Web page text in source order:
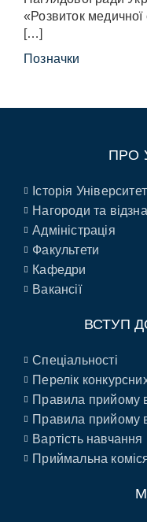
«Розвиток медичної
[…]
Позначки
ПРО
Історія
Нагороди та
Адміністрація
Факультети
Кафедри
Вакансії
ВСТУП
Спеціальності
Перелік
Правила прийому
Правила прийому
Вартість навчання
Приймальна